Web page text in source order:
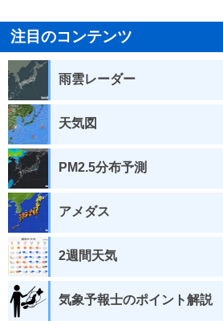
注目のコンテンツ
雨雲レーダー
天気図
PM2.5分布予測
アメダス
2週間天気
気象予報士のポイント解説